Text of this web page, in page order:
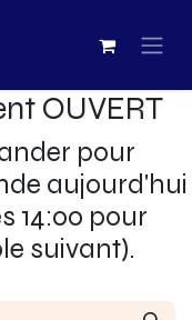
OUVERT
pour
aujourd'hui
14:00 pour
suivant).